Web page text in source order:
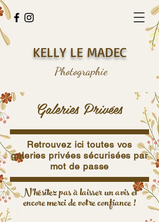
KELLY LE MADEC
Photographie
Galeries Privées
Retrouvez ici toutes vos
galeries privées sécurisées par
mot de passe
N'hésitez pas à laisser un avis et
encore merci de votre confiance !